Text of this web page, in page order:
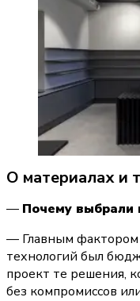
О материалах и
— Почему
— Главным фактором
технологий был
проект те решения,
без компромиссов